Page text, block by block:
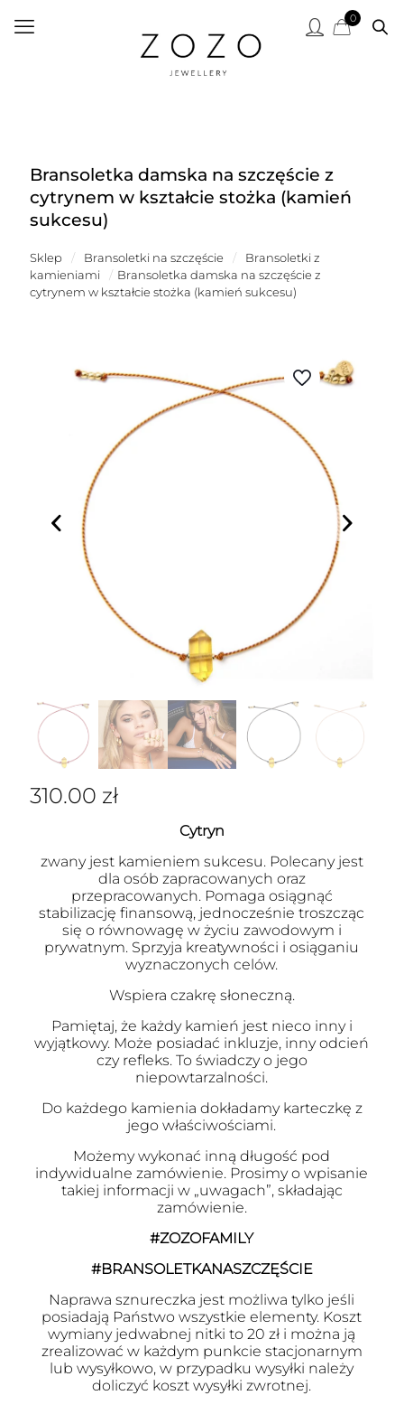
0
Bransoletka damska na szczęście z
cytrynem w kształcie stożka (kamień
sukcesu)
Sklep / Bransoletki na szczęście /
Bransoletki z
kamieniami
/ Bransoletka damska na szczęście z
cytrynem w kształcie stożka (kamień sukcesu)
310.00 zł
Cytryn
zwany jest kamieniem sukcesu. Polecany jest
dla osób zapracowanych oraz
przepracowanych. Pomaga osiągnąć
stabilizację finansową, jednocześnie troszcząc
się o równowagę w życiu zawodowym i
prywatnym. Sprzyja kreatywności i osiąganiu
wyznaczonych celów.
Wspiera czakrę słoneczną.
Pamiętaj, że każdy kamień jest nieco inny i
wyjątkowy. Może posiadać inkluzje, inny odcień
czy refleks. To świadczy o jego
niepowtarzalności.
Do każdego kamienia dokładamy karteczkę z
jego właściwościami.
Możemy wykonać inną długość pod
indywidualne zamówienie. Prosimy o wpisanie
takiej informacji w „uwagach”, składając
zamówienie.
#ZOZOFAMILY
#BRANSOLETKANASZCZĘŚCIE
Naprawa sznureczka jest możliwa tylko jeśli
posiadają Państwo wszystkie elementy. Koszt
wymiany jedwabnej nitki to 20 zł i można ją
zrealizować w każdym punkcie stacjonarnym
lub wysyłkowo, w przypadku wysyłki należy
doliczyć koszt wysyłki zwrotnej.